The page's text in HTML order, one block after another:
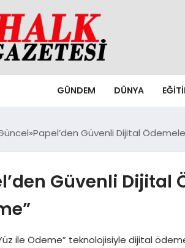
GÜNDEM DÜNYA
Papel’den Güvenli Dijital
Güvenli Dijital
ile Ödeme” teknolojisiyle dijital